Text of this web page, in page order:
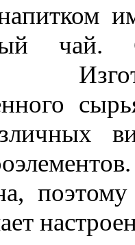
чай.